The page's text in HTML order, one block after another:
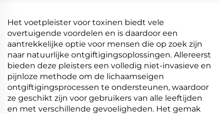
Patch voor Welzijn
Ondersteuning
Stickers om Muggen
op Afstand te Houden
Het voetpleister voor toxinen biedt vele
overtuigende voordelen en is daardoor een
aantrekkelijke optie voor mensen die op zoek zijn
naar natuurlijke ontgiftigingsoplossingen. Allereerst
bieden deze pleisters een volledig niet-invasieve en
pijnloze methode om de lichaamseigen
ontgiftigingsprocessen te ondersteunen, waardoor
ze geschikt zijn voor gebruikers van alle leeftijden
en met verschillende gevoeligheden. Het gemak